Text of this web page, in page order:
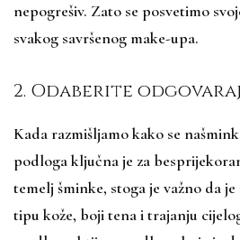
nepogrešiv. Zato se posvetimo
svakog savršenog make-upa.
2. Odaberite
Kada razmišljamo kako se
podloga ključna je za
temelj šminke, stoga je važno da
tipu kože, boji tena i trajanju